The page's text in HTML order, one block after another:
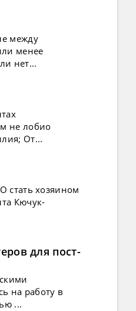
между
менее
нет...
не лобио
От...
стать хозяином
Кючук-
для пост-
на работу в
...